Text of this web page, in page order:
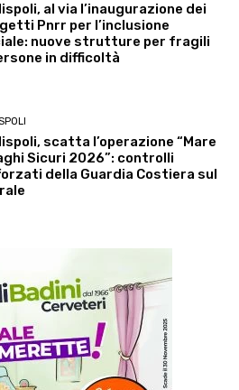
al via l’inaugurazione dei
Pnrr per l’inclusione
nuove strutture per fragili
in difficoltà
scatta l’operazione “Mare
Sicuri 2026”: controlli
della Guardia Costiera sul